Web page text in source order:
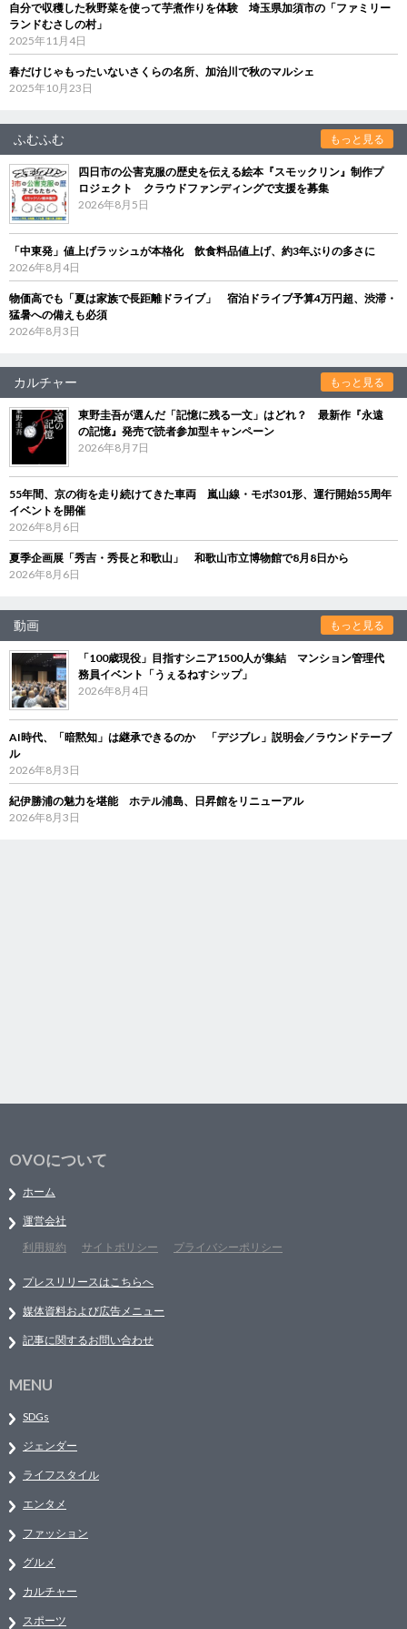
自分で収穫した秋野菜を使って芋煮作りを体験 埼玉県加須市の「ファミリー
ランドむさしの村」
2025年11月4日
春だけじゃもったいないさくらの名所、加治川で秋のマルシェ
2025年10月23日
ふむふむ もっと見る
四日市の公害克服の歴史を伝える絵本『スモックリン』制作プ
ロジェクト クラウドファンディングで支援を募集
2026年8月5日
「中東発」値上げラッシュが本格化 飲食料品値上げ、約3年ぶりの多さに
2026年8月4日
物価高でも「夏は家族で長距離ドライブ」 宿泊ドライブ予算4万円超、渋滞・
猛暑への備えも必須
2026年8月3日
カルチャー もっと見る
東野圭吾が選んだ「記憶に残る一文」はどれ？ 最新作『永遠
の記憶』発売で読者参加型キャンペーン
2026年8月7日
55年間、京の街を走り続けてきた車両 嵐山線・モボ301形、運行開始55周年
イベントを開催
2026年8月6日
夏季企画展「秀吉・秀長と和歌山」 和歌山市立博物館で8月8日から
2026年8月6日
動画 もっと見る
「100歳現役」目指すシニア1500人が集結 マンション管理代
務員イベント「うぇるねすシップ」
2026年8月4日
AI時代、「暗黙知」は継承できるのか 「デジブレ」説明会／ラウンドテーブ
ル
2026年8月3日
紀伊勝浦の魅力を堪能 ホテル浦島、日昇館をリニューアル
2026年8月3日
OVOについて
ホーム
運営会社
利用規約
サイトポリシー プライバシーポリシー
プレスリリースはこちらへ
媒体資料および広告メニュー
記事に関するお問い合わせ
MENU
SDGs
ジェンダー
ライフスタイル
エンタメ
ファッション
グルメ
カルチャー
スポーツ